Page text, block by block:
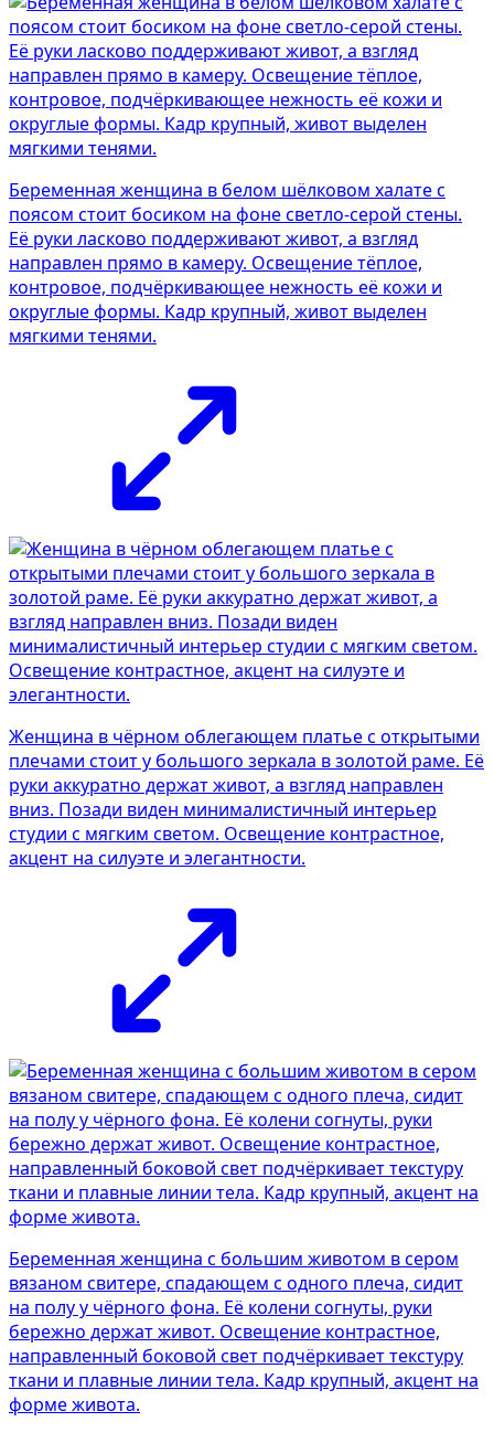
Беременная женщина в белом шёлковом халате с
поясом стоит босиком на фоне светло-серой стены.
Её руки ласково поддерживают живот, а взгляд
направлен прямо в камеру. Освещение тёплое,
контровое, подчёркивающее нежность её кожи и
округлые формы. Кадр крупный, живот выделен
мягкими тенями.
Женщина в чёрном облегающем платье с открытыми
плечами стоит у большого зеркала в золотой раме. Её
руки аккуратно держат живот, а взгляд направлен
вниз. Позади виден минималистичный интерьер
студии с мягким светом. Освещение контрастное,
акцент на силуэте и элегантности.
Беременная женщина с большим животом в сером
вязаном свитере, спадающем с одного плеча, сидит
на полу у чёрного фона. Её колени согнуты, руки
бережно держат живот. Освещение контрастное,
направленный боковой свет подчёркивает текстуру
ткани и плавные линии тела. Кадр крупный, акцент на
форме живота.